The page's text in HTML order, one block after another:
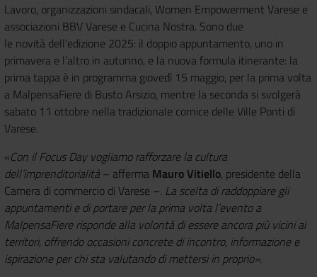
Lavoro, organizzazioni sindacali, Women Empowerment Varese e
associazioni BBV Varese e Cucina Nostra. Sono due
le novità dell’edizione 2025: il doppio appuntamento, uno in
primavera e l’altro in autunno, e la nuova formula itinerante: la
prima tappa è in programma giovedì 15 maggio, per la prima volta
a MalpensaFiere di Busto Arsizio, mentre la seconda si svolgerà
sabato 11 ottobre nella tradizionale cornice delle Ville Ponti di
Varese.
«Con il Focus Day vogliamo rafforzare la cultura
dell’imprenditorialità – afferma Mauro Vitiello, presidente della
Camera di commercio di Varese –. La scelta di raddoppiare gli
appuntamenti e di portare per la prima volta l’evento a
MalpensaFiere risponde alla volontà di essere ancora più vicini ai
territori, offrendo occasioni concrete di incontro, informazione e
ispirazione per chi sta valutando di mettersi in proprio».